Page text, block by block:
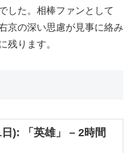
した。相棒ファンとして
京の深い思慮が見事に絡み
残ります。
): 「英雄」 – 2時間